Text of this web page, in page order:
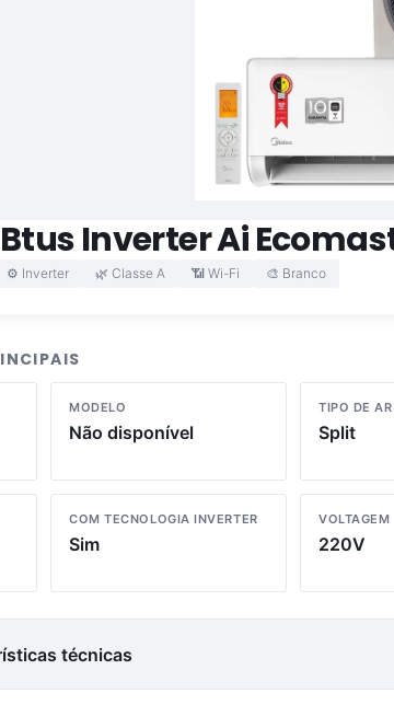
Inverter Ai
⚙️ Inverter 🌿 Classe A 📶 Wi-Fi 🎨 Branco
MODELO
Não disponível
TIPO DE
Split
COM TECNOLOGIA INVERTER
Sim
VOLTAGEM
220V
técnicas